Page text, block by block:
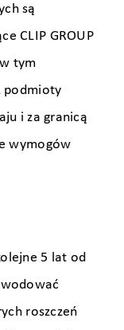
są
CLIP GROUP
tym
podmioty
i za granicą
wymogów
5 lat od
roszczeń